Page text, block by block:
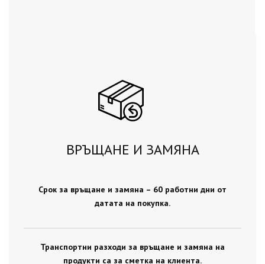
ВРЪЩАНЕ И ЗАМЯНА
Срок за връщане и замяна – 60 работни дни от
датата на покупка.
Транспортни разходи за връщане и замяна на
продукти са за сметка на клиента.